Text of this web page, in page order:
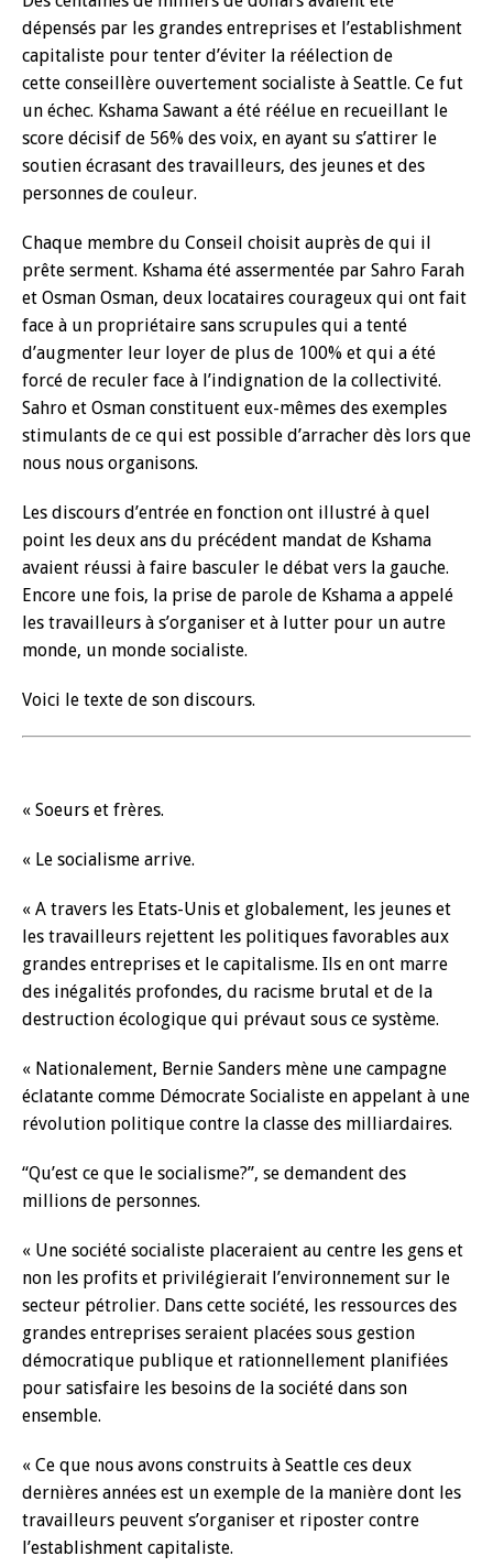
dépensés par les grandes entreprises et l’establishment
capitaliste pour tenter d’éviter la réélection de
cette conseillère ouvertement socialiste à Seattle. Ce fut
un échec. Kshama Sawant a été réélue en recueillant le
score décisif de 56% des voix, en ayant su s’attirer le
soutien écrasant des travailleurs, des jeunes et des
personnes de couleur.
Chaque membre du Conseil choisit auprès de qui il
prête serment. Kshama été assermentée par Sahro Farah
et Osman Osman, deux locataires courageux qui ont fait
face à un propriétaire sans scrupules qui a tenté
d’augmenter leur loyer de plus de 100% et qui a été
forcé de reculer face à l’indignation de la collectivité.
Sahro et Osman constituent eux-mêmes des exemples
stimulants de ce qui est possible d’arracher dès lors que
nous nous organisons.
Les discours d’entrée en fonction ont illustré à quel
point les deux ans du précédent mandat de Kshama
avaient réussi à faire basculer le débat vers la gauche.
Encore une fois, la prise de parole de Kshama a appelé
les travailleurs à s’organiser et à lutter pour un autre
monde, un monde socialiste.
Voici le texte de son discours.
« Soeurs et frères.
« Le socialisme arrive.
« A travers les Etats-Unis et globalement, les jeunes et
les travailleurs rejettent les politiques favorables aux
grandes entreprises et le capitalisme. Ils en ont marre
des inégalités profondes, du racisme brutal et de la
destruction écologique qui prévaut sous ce système.
« Nationalement, Bernie Sanders mène une campagne
éclatante comme Démocrate Socialiste en appelant à une
révolution politique contre la classe des milliardaires.
“Qu’est ce que le socialisme?”, se demandent des
millions de personnes.
« Une société socialiste placeraient au centre les gens et
non les profits et privilégierait l’environnement sur le
secteur pétrolier. Dans cette société, les ressources des
grandes entreprises seraient placées sous gestion
démocratique publique et rationnellement planifiées
pour satisfaire les besoins de la société dans son
ensemble.
« Ce que nous avons construits à Seattle ces deux
dernières années est un exemple de la manière dont les
travailleurs peuvent s’organiser et riposter contre
l’establishment capitaliste.